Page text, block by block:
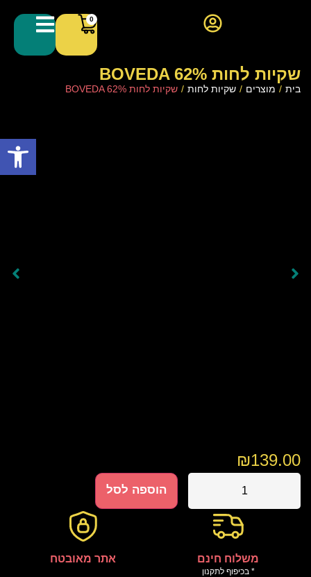
0
שקיות לחות BOVEDA 62%
בית / מוצרים / שקיות לחות / שקיות לחות BOVEDA 62%
₪139.00
הוספה לסל
משלוח חינם
* בכיפוף לתקנון
אתר מאובטח
פתח